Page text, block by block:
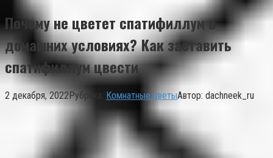
Почему не цветет спатифиллум в
домашних условиях? Как заставить
спатифиллум цвести
2 декабря, 2022Рубрика: Комнатные цветыАвтор: dachneek_ru